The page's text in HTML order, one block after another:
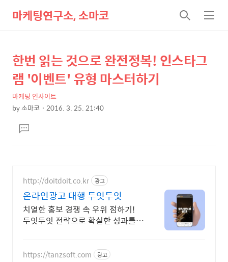
마케팅연구소, 소마코
검
색
메
뉴
상
세
컨
텐
본
문
제
목
한번 읽는 것으로 완전정복! 인스타그
램 '이벤트' 유형 마스터하기
마케팅 인사이트
by소마코 2016. 3. 25. 21:40
문댓
글
http://doitdoit.co.kr 광고
온라인광고 대행 두잇두잇
치열한 홍보 경쟁 속 우위 점하기!
두잇두잇 전략으로 확실한 성과를
https://tanzsoft.com 광고